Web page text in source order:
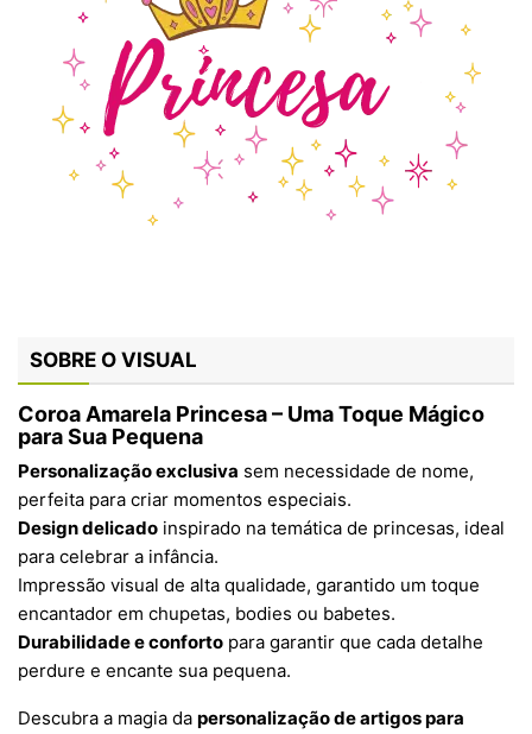
SOBRE O VISUAL
Coroa Amarela Princesa – Uma Toque Mágico
para Sua Pequena
Personalização exclusiva sem necessidade de nome,
perfeita para criar momentos especiais.
Design delicado inspirado na temática de princesas, ideal
para celebrar a infância.
Impressão visual de alta qualidade, garantido um toque
encantador em chupetas, bodies ou babetes.
Durabilidade e conforto para garantir que cada detalhe
perdure e encante sua pequena.
Descubra a magia da personalização de artigos para